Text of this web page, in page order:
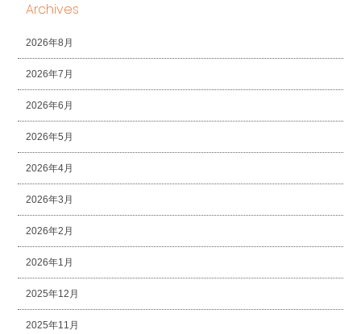
Archives
2026年8月
2026年7月
2026年6月
2026年5月
2026年4月
2026年3月
2026年2月
2026年1月
2025年12月
2025年11月